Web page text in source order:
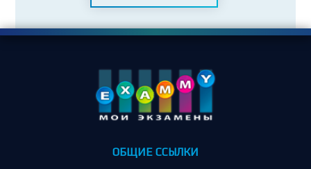
ОБЩИЕ ССЫЛКИ